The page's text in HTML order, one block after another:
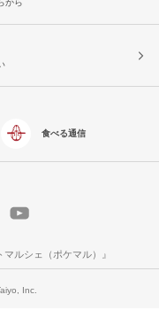
食べる通信
ルシェ（ポケマル）』
Inc.